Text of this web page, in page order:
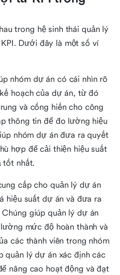
trong hệ sinh thái quản lý
Dưới đây là một số ví
nhóm dự án có cái nhìn rõ
hoạch của dự án, từ đó
và cống hiến cho công
thông tin để đo lường hiệu
nhóm dự án đưa ra quyết
hợp để cải thiện hiệu suất
tốt nhất.
cấp cho quản lý dự án
hiệu suất dự án và đưa ra
giúp quản lý dự án
mức độ hoàn thành và
các thành viên trong nhóm
quản lý dự án xác định các
nâng cao hoạt động và đạt